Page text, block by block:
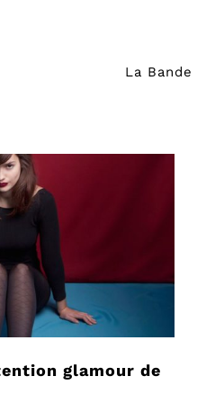
La Bande
glamour de